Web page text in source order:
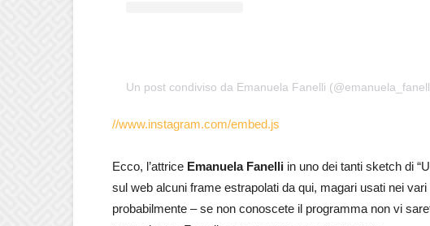
Un post condiviso da Emanuela Fanelli
//www.instagram.com/embed.js
Ecco, l’attrice Emanuela Fanelli in uno dei tanti sketch di
sul web alcuni frame estrapolati da qui, magari usati nei
probabilmente – se non conoscete il programma non vi